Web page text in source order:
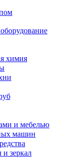
химия
и мебелью
машин
и зеркал